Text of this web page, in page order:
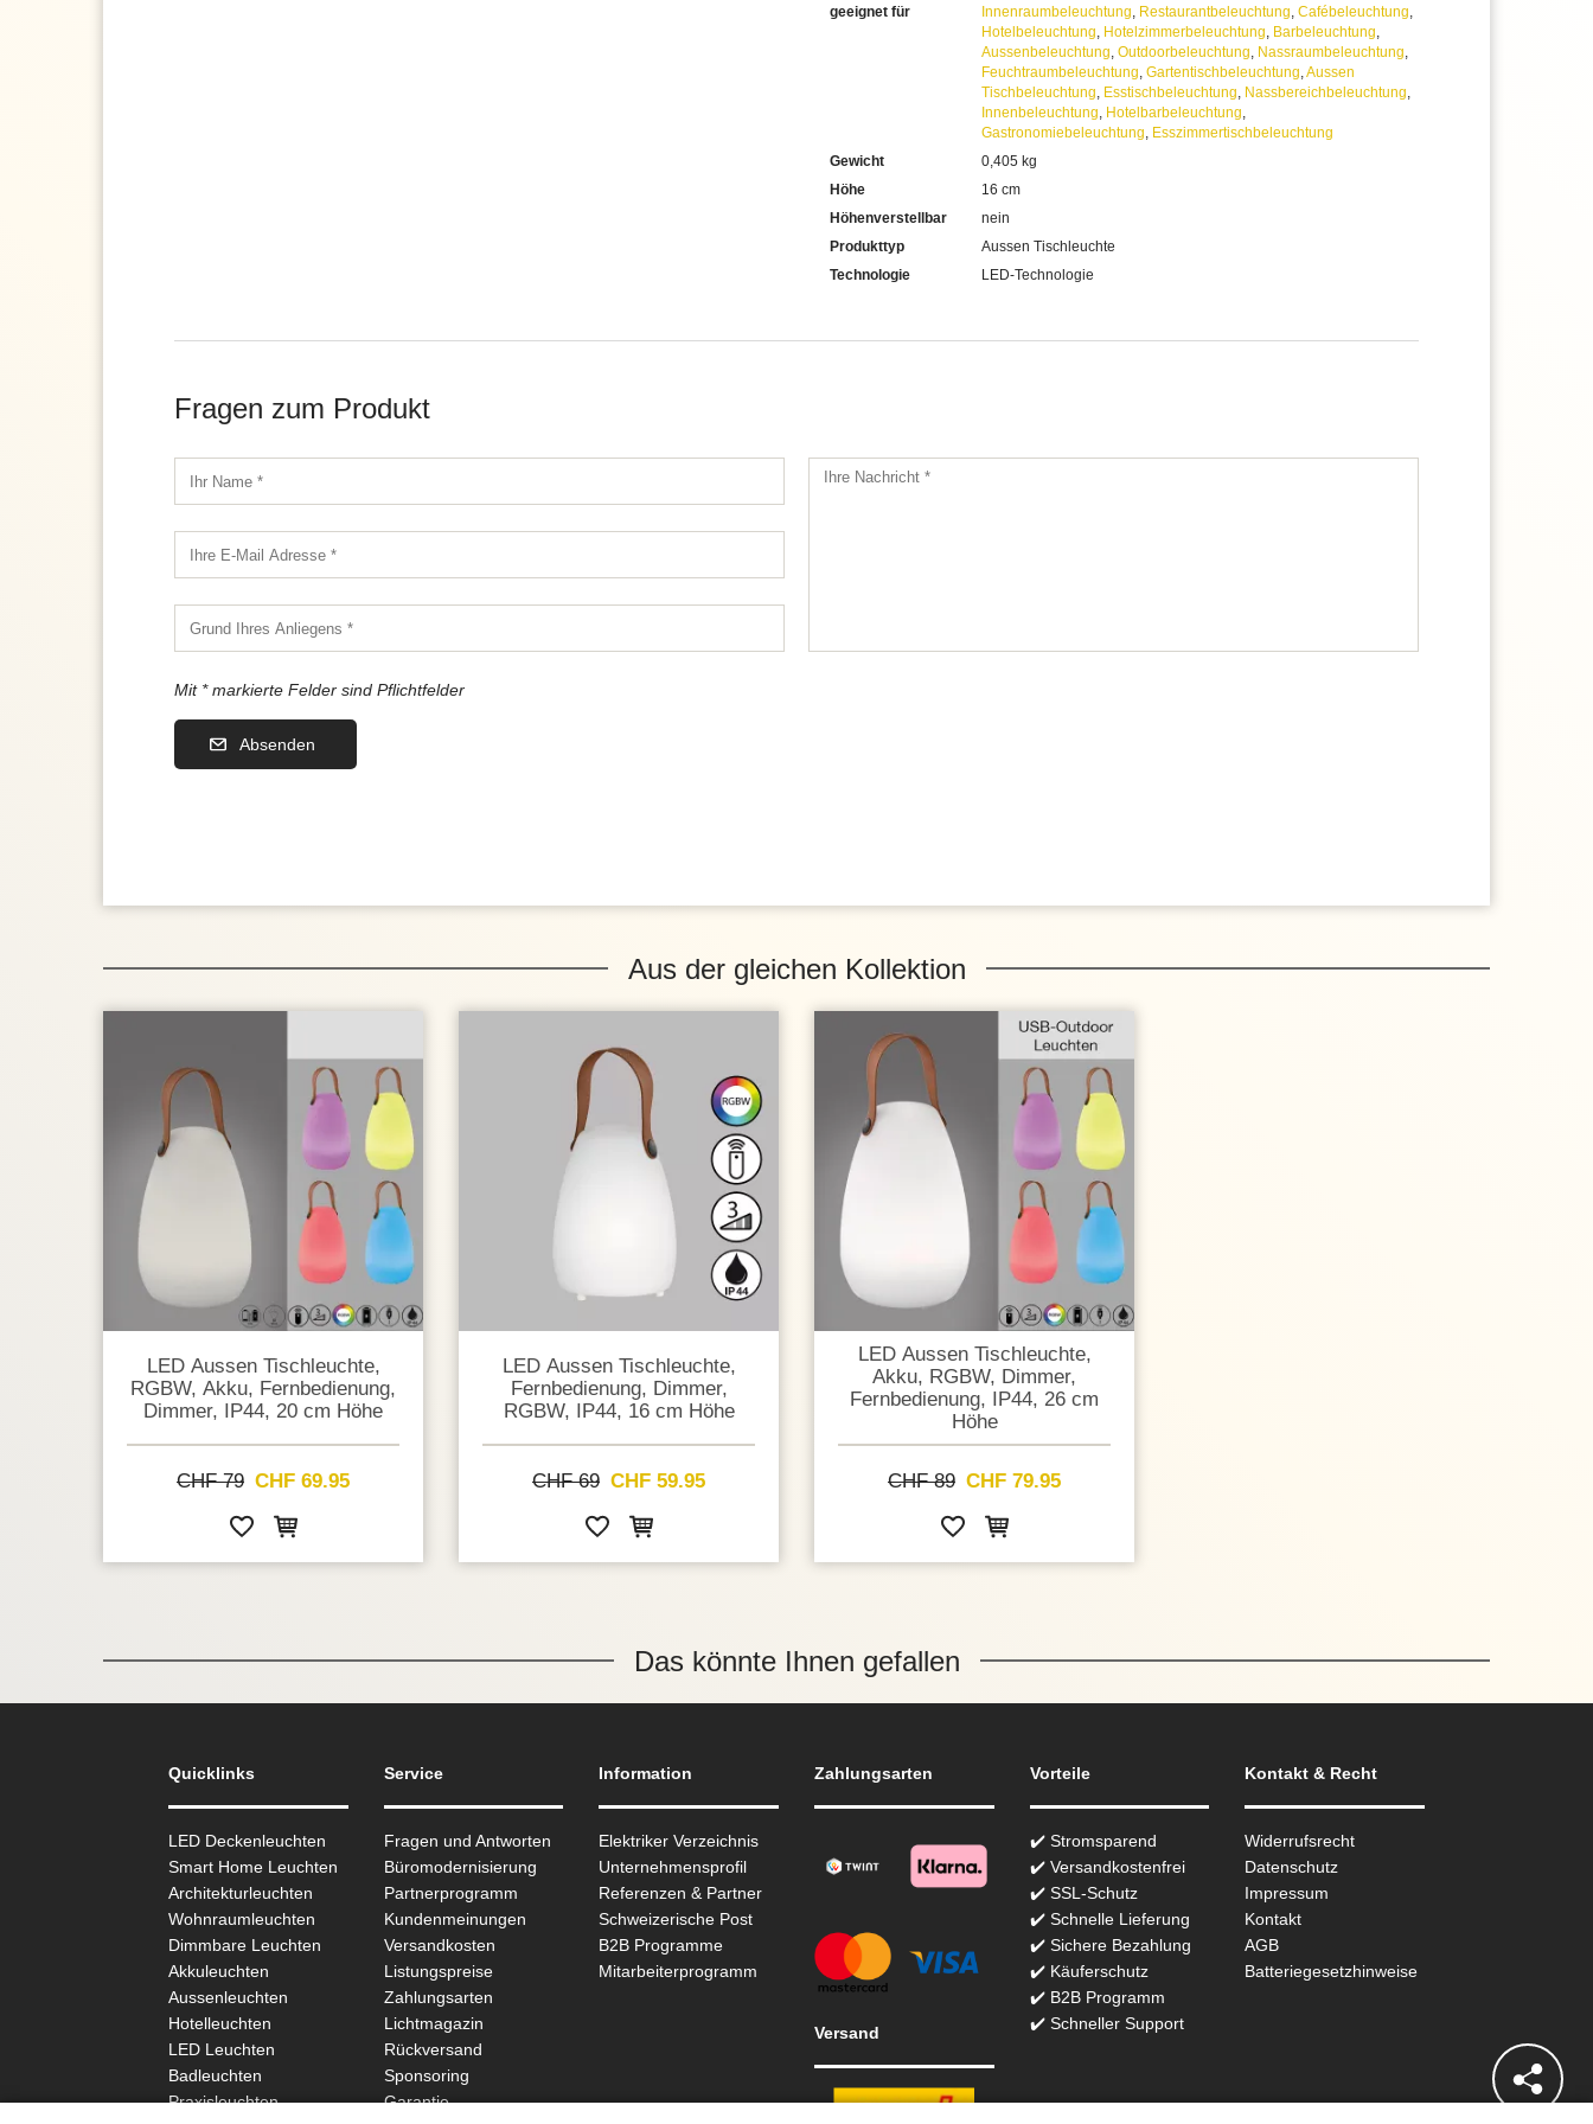
geeignet für
Innenraumbeleuchtung, Restaurantbeleuchtung, Cafébeleuchtung,
Hotelbeleuchtung, Hotelzimmerbeleuchtung, Barbeleuchtung,
Aussenbeleuchtung, Outdoorbeleuchtung, Nassraumbeleuchtung,
Feuchtraumbeleuchtung, Gartentischbeleuchtung,Aussen
Tischbeleuchtung, Esstischbeleuchtung, Nassbereichbeleuchtung,
Innenbeleuchtung, Hotelbarbeleuchtung,
Gastronomiebeleuchtung, Esszimmertischbeleuchtung
Gewicht
0,405 kg
Höhe
16 cm
Höhenverstellbar
nein
Produkttyp
Aussen Tischleuchte
Technologie
LED-Technologie
Fragen zum Produkt
Mit * markierte Felder sind Pflichtfelder
Absenden
Aus der gleichen Kollektion
LED Aussen Tischleuchte,
RGBW, Akku, Fernbedienung,
Dimmer, IP44, 20 cm Höhe
CHF 79 CHF 69.95
LED Aussen Tischleuchte,
Fernbedienung, Dimmer,
RGBW, IP44, 16 cm Höhe
CHF 69 CHF 59.95
LED Aussen Tischleuchte,
Akku, RGBW, Dimmer,
Fernbedienung, IP44, 26 cm
Höhe
CHF 89 CHF 79.95
Das könnte Ihnen gefallen
Quicklinks
LED Deckenleuchten
Smart Home Leuchten
Architekturleuchten
Wohnraum­leuchten
Dimmbare Leuchten
Akkuleuchten
Aussen­leuchten
Hotelleuchten
LED Leuchten
Badleuchten
Praxisleuchten
Service
Fragen und Antworten
Büromodernisierung
Partnerprogramm
Kundenmeinungen
Versandkosten
Listungspreise
Zahlungsarten
Lichtmagazin
Rückversand
Sponsoring
Garantie
Information
Elektriker Verzeichnis
Unternehmensprofil
Referenzen & Partner
Schweizerische Post
B2B Programme
Mitarbeiterprogramm
Zahlungsarten
Versand
Vorteile
✔️ Stromsparend
✔️ Versandkostenfrei
✔️ SSL-Schutz
✔️ Schnelle Lieferung
✔️ Sichere Bezahlung
✔️ Käuferschutz
✔️ B2B Programm
✔️ Schneller Support
Kontakt & Recht
Widerrufsrecht
Datenschutz
Impressum
Kontakt
AGB
Batteriegesetzhinweise